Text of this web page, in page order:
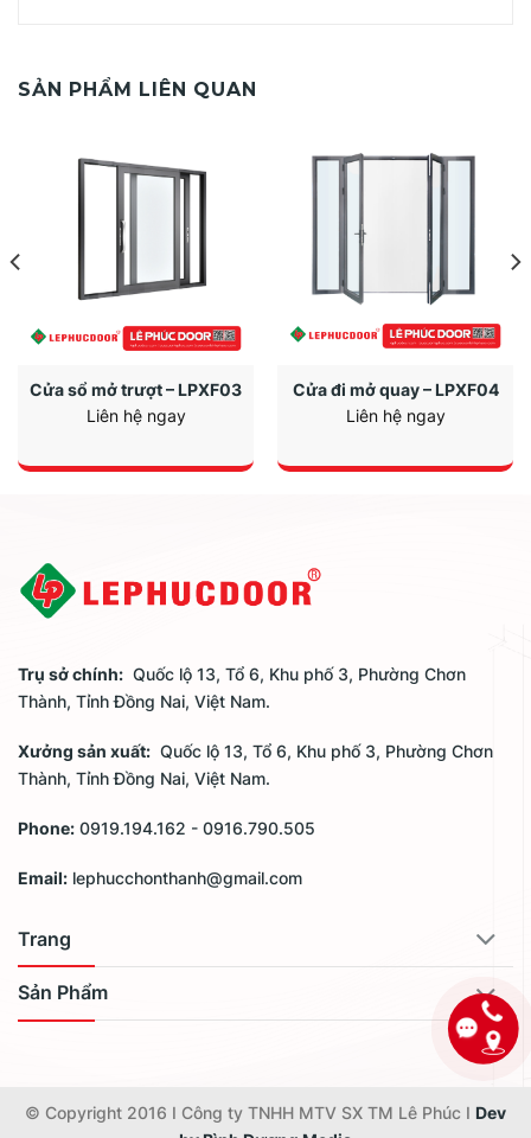
SẢN PHẨM LIÊN QUAN
Cửa sổ mở trượt – LPXF03
Liên hệ ngay
Cửa đi mở quay – LPXF04
Liên hệ ngay
Trụ sở chính: Quốc lộ 13, Tổ 6, Khu phố 3, Phường Chơn
Thành, Tỉnh Đồng Nai, Việt Nam.
Xưởng sản xuất: Quốc lộ 13, Tổ 6, Khu phố 3, Phường Chơn
Thành, Tỉnh Đồng Nai, Việt Nam.
Phone: 0919.194.162 - 0916.790.505
Email: lephucchonthanh@gmail.com
Trang
Sản Phẩm
© Copyright 2016 I Công ty TNHH MTV SX TM Lê Phúc I Dev